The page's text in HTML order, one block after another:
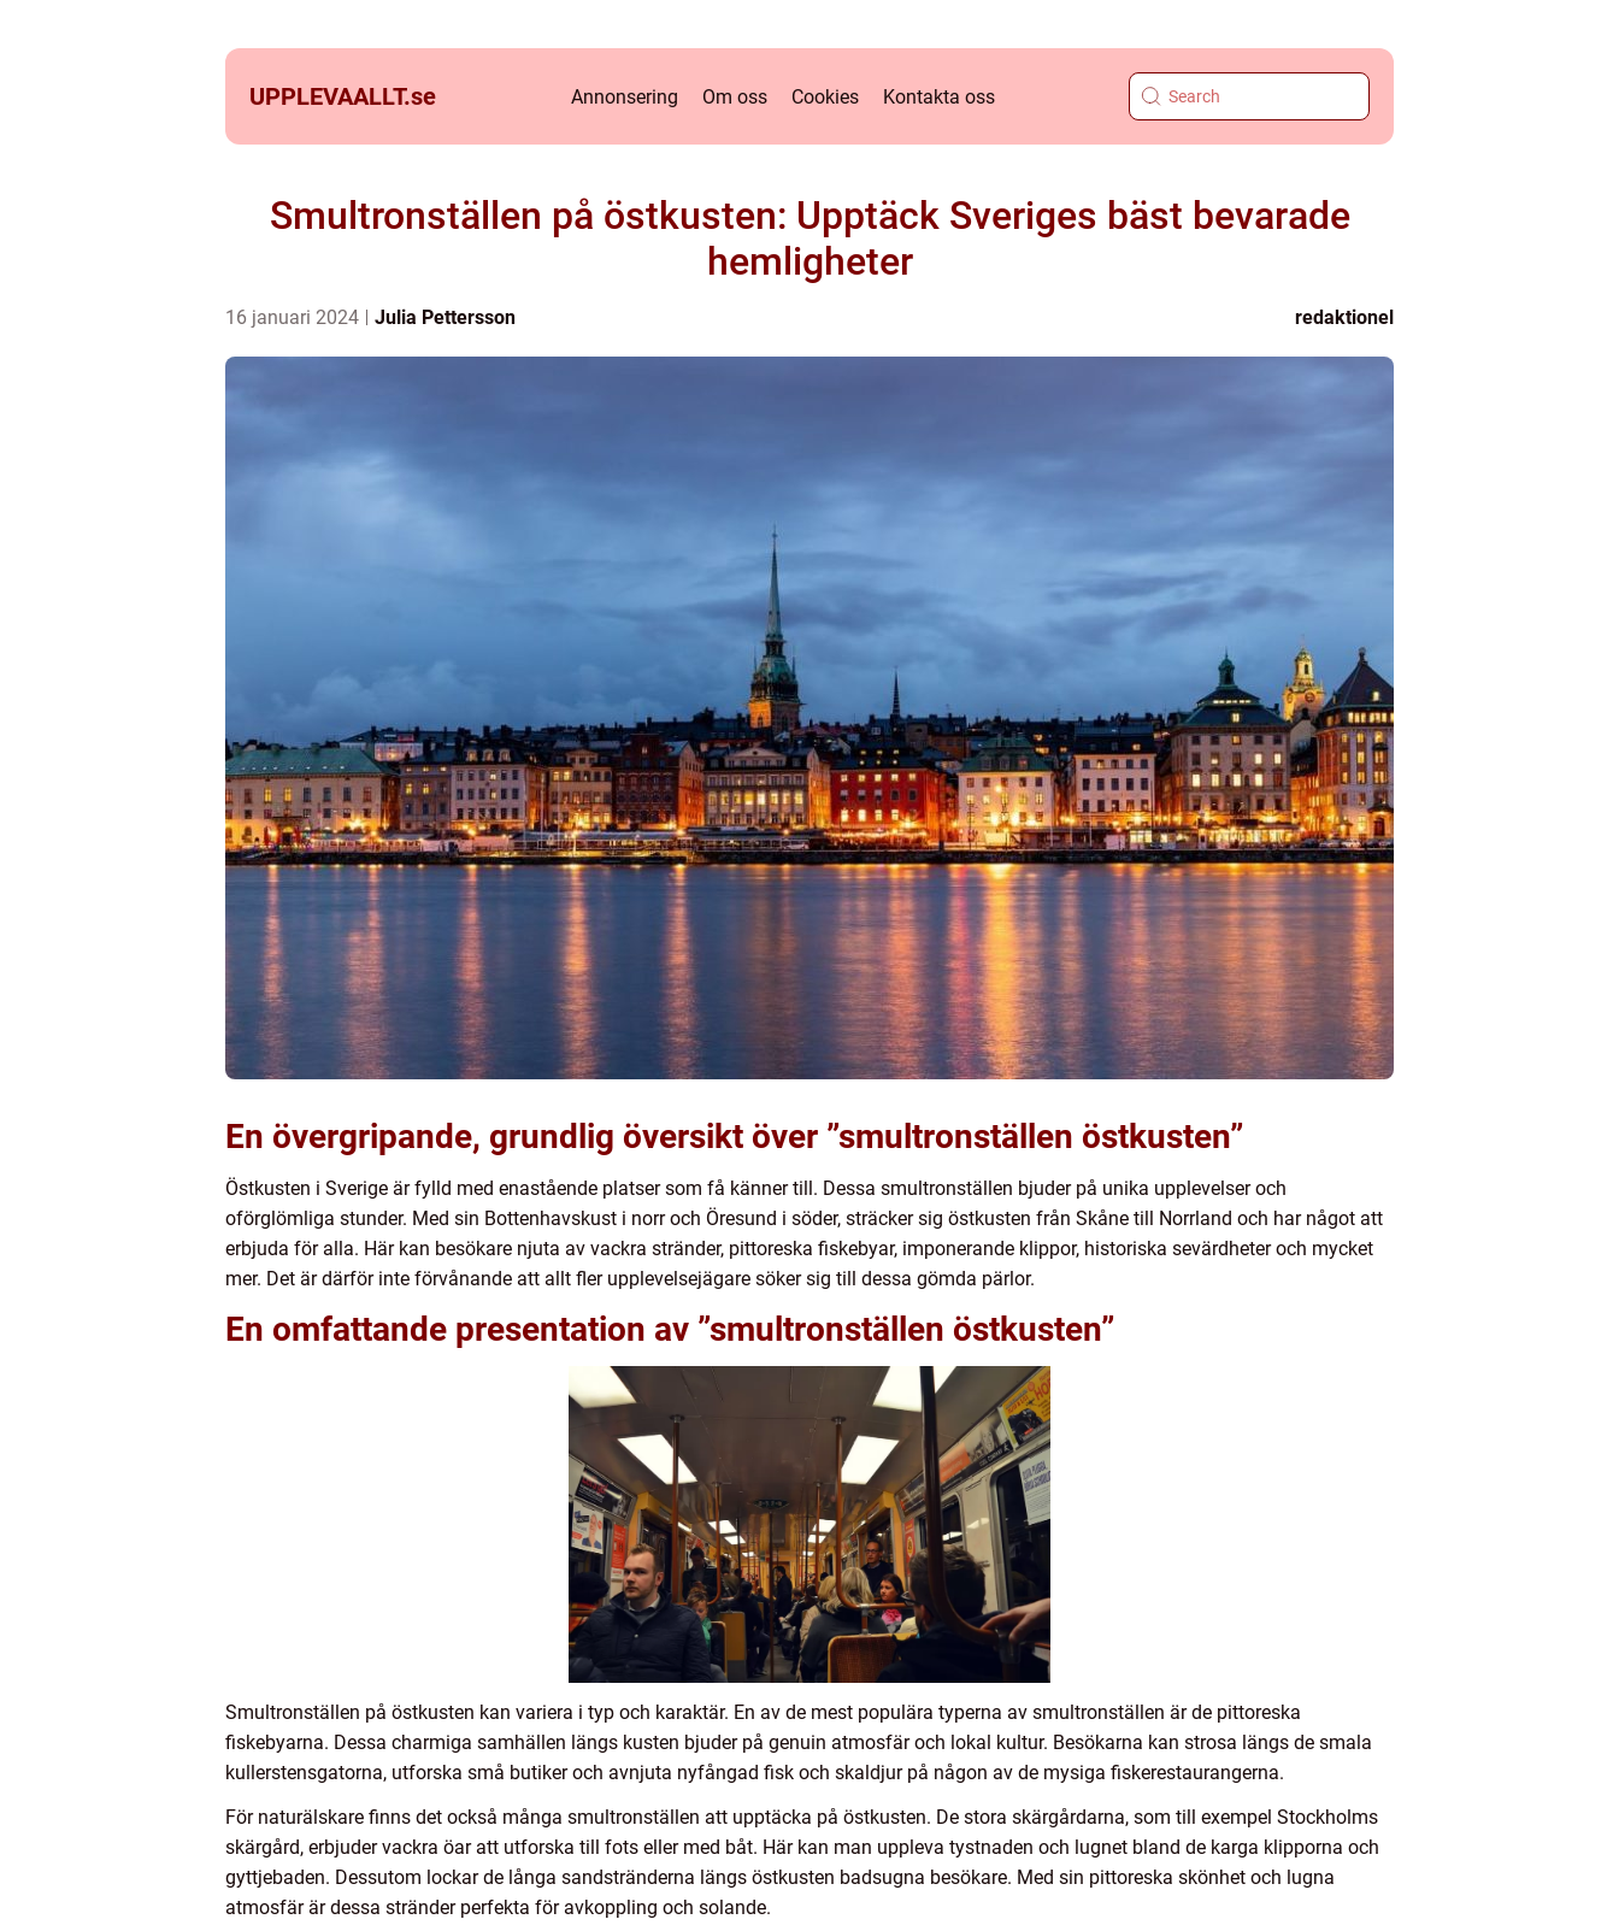
UPPLEVAALLT.se Annonsering Om oss Cookies Kontakta oss
Smultronställen på östkusten: Upptäck Sveriges bäst bevarade
hemligheter
16 januari 2024 Julia Pettersson redaktionel
En övergripande, grundlig översikt över ”smultronställen östkusten”
Östkusten i Sverige är fylld med enastående platser som få känner till. Dessa smultronställen bjuder på unika upplevelser och
oförglömliga stunder. Med sin Bottenhavskust i norr och Öresund i söder, sträcker sig östkusten från Skåne till Norrland och har något att
erbjuda för alla. Här kan besökare njuta av vackra stränder, pittoreska fiskebyar, imponerande klippor, historiska sevärdheter och mycket
mer. Det är därför inte förvånande att allt fler upplevelsejägare söker sig till dessa gömda pärlor.
En omfattande presentation av ”smultronställen östkusten”
Smultronställen på östkusten kan variera i typ och karaktär. En av de mest populära typerna av smultronställen är de pittoreska
fiskebyarna. Dessa charmiga samhällen längs kusten bjuder på genuin atmosfär och lokal kultur. Besökarna kan strosa längs de smala
kullerstensgatorna, utforska små butiker och avnjuta nyfångad fisk och skaldjur på någon av de mysiga fiskerestaurangerna.
För naturälskare finns det också många smultronställen att upptäcka på östkusten. De stora skärgårdarna, som till exempel Stockholms
skärgård, erbjuder vackra öar att utforska till fots eller med båt. Här kan man uppleva tystnaden och lugnet bland de karga klipporna och
gyttjebaden. Dessutom lockar de långa sandstränderna längs östkusten badsugna besökare. Med sin pittoreska skönhet och lugna
atmosfär är dessa stränder perfekta för avkoppling och solande.